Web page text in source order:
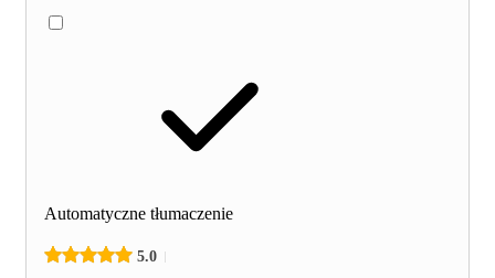
Automatyczne tłumaczenie
5.0